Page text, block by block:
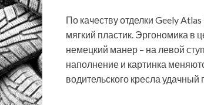
По качеству отделки Geely
мягкий пластик. Эргономика в
немецкий манер – на левой
наполнение и картинка
водительского кресла